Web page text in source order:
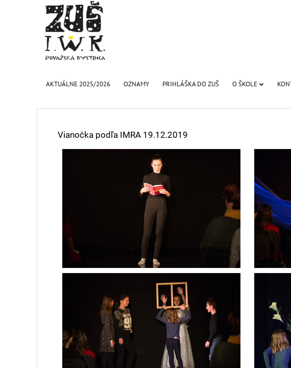
AKTUÁLNE 2025/2026 OZNAMY PRIHLÁŠKA DO ZUŠ O ŠKOLE
Vianočka podľa IMRA 19.12.2019